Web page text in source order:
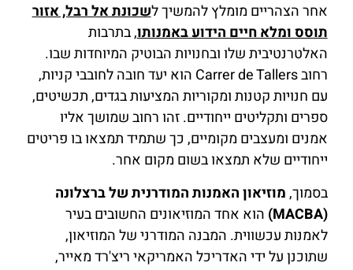
אחר הצהריים מומלץ להמשיך לשכונת אל רבל, אזור
תוסס ומלא חיים הידוע באמנותו, בתרבות
האלטרנטיבית שלו ובחנויות הבוטיק המיוחדות שבו.
רחוב Carrer de Tallers הוא יעד חובה לחובבי קניות,
עם חנויות קטנות ומקוריות המציעות בגדים, תכשיטים,
ספרים ותקליטים ייחודיים. זהו רחוב שמושך אליו
אמנים ומעצבים מקומיים, כך שתמיד תמצאו בו פריטים
ייחודיים שלא תמצאו בשום מקום אחר.
בסמוך,מוזיאון האמנות המודרנית של ברצלונה
(MACBA)
הוא אחד המוזיאונים החשובים בעיר
לאמנות עכשווית. המבנה המודרני של המוזיאון,
שתוכנן על ידי האדריכל האמריקאי ריצ'רד מאייר,